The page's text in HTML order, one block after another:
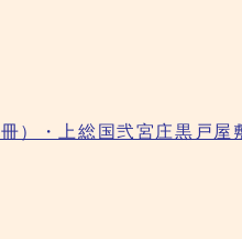
）・上総国弐宮庄黒戸屋